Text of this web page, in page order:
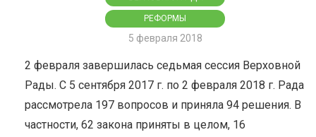
РЕФОРМЫ
5 февраля 2018
2 февраля завершилась седьмая сессия Верховной
Рады. С 5 сентября 2017 г. по 2 февраля 2018 г. Рада
рассмотрела 197 вопросов и приняла 94 решения. В
частности, 62 закона приняты в целом, 16